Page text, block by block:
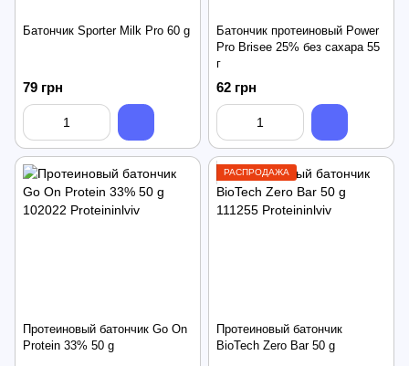
Батончик Sporter Milk Pro 60 g
79 грн
Батончик протеиновый Power
Pro Brisee 25% без сахара 55
г
62 грн
Протеиновый батончик Go On
Protein 33% 50 g
РАСПРОДАЖА
Протеиновый батончик
BioTech Zero Bar 50 g